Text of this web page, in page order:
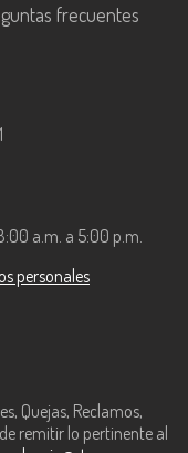
frecuentes
a.m. a 5:00 p.m.
personales
Quejas, Reclamos,
remitir lo pertinente al